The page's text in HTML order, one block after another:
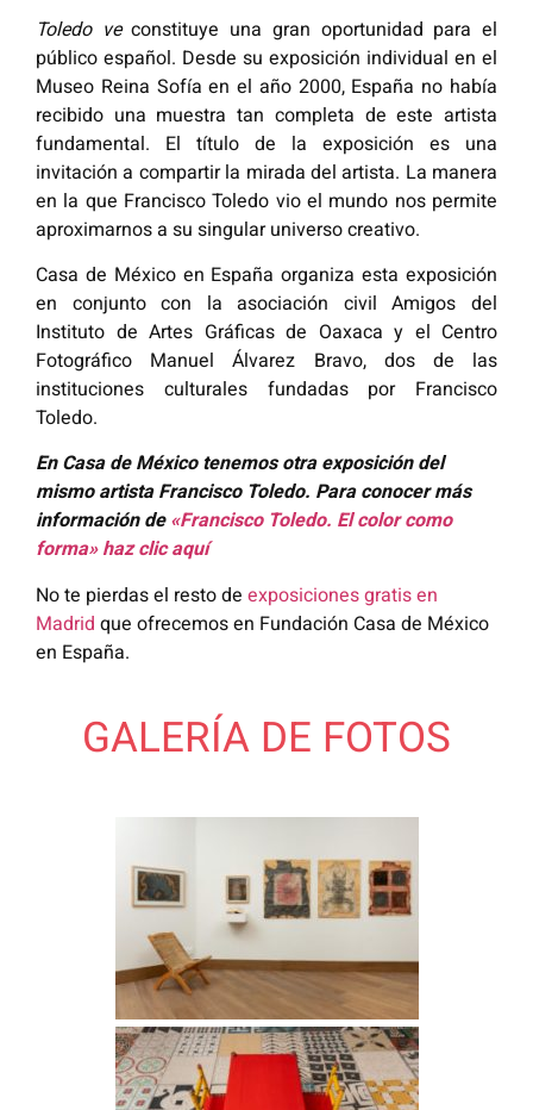
Toledo veconstituye una gran oportunidad para el
público español. Desde su exposición individual en el
Museo Reina Sofía en el año 2000, España no había
recibido una muestra tan completa de este artista
fundamental. El título de la exposición es una
invitación a compartir la mirada del artista. La manera
en la que Francisco Toledo vio el mundo nos permite
aproximarnos a su singular universo creativo.
Casa de México en España organiza esta exposición
en conjuntocon la asociación civil Amigos del
Instituto de Artes Gráficas de Oaxaca y el Centro
Fotográfico Manuel Álvarez Bravo, dos de las
instituciones culturales fundadas por Francisco
Toledo.
En Casa de México tenemos otra exposición del
mismo artista Francisco Toledo. Para conocer más
información de«Francisco Toledo. El color como
forma» haz clic aquí
No te pierdas el resto de exposiciones gratis en
Madrid que ofrecemos en Fundación Casa de México
en España.
GALERÍA DE FOTOS